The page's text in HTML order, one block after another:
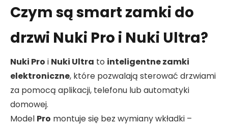
Czym są smart zamki do
drzwi Nuki Pro i Nuki Ultra?
Nuki Pro i Nuki Ultra to inteligentne zamki
elektroniczne, które pozwalają sterować drzwiami
za pomocą aplikacji, telefonu lub automatyki
domowej.
Model Pro montuje się bez wymiany wkładki –